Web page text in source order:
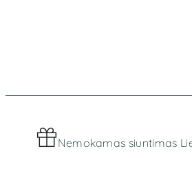
Nemokamas siuntimas